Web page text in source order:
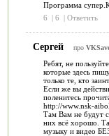
Программа
6
| 6 | Ответить
Сергей про
Ребят, не
которые здесь
только те, кто
Если же вы
поленитесь
http://www.nsk-
Там Вам не будут
них всё хорошо.
музыку и видео